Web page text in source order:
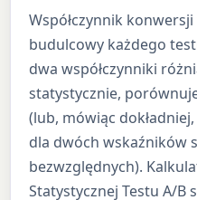
Współczynnik
budulcowy każdego
dwa współczynniki
statystycznie,
(lub, mówiąc
dla dwóch wskaźników
bezwzględnych).
Statystycznej Testu A/B